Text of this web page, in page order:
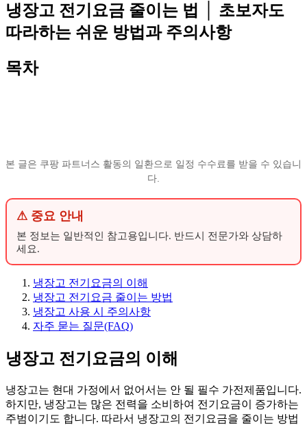
냉장고 전기요금 줄이는 법 │ 초보자도
따라하는 쉬운 방법과 주의사항
목차
본 글은 쿠팡 파트너스 활동의 일환으로 일정 수수료를 받을 수 있습니
다.
⚠ 중요 안내
본 정보는 일반적인 참고용입니다. 반드시 전문가와 상담하
세요.
냉장고 전기요금의 이해
냉장고 전기요금 줄이는 방법
냉장고 사용 시 주의사항
자주 묻는 질문(FAQ)
냉장고 전기요금의 이해
냉장고는 현대 가정에서 없어서는 안 될 필수 가전제품입니다.
하지만, 냉장고는 많은 전력을 소비하여 전기요금이 증가하는
주범이기도 합니다. 따라서 냉장고의 전기요금을 줄이는 방법